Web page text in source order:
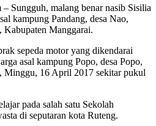
Sungguh, malang benar nasib Sisilia
kampung Pandang, desa Nao,
Kabupaten Manggarai.
sepeda motor yang dikendarai
asal kampung Popo, desa Popo,
Minggu, 16 April 2017 sekitar pukul
pada salah satu Sekolah
di seputaran kota Ruteng.